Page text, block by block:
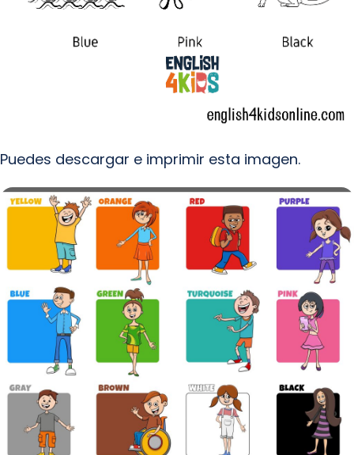
Puedes descargar e imprimir esta imagen.